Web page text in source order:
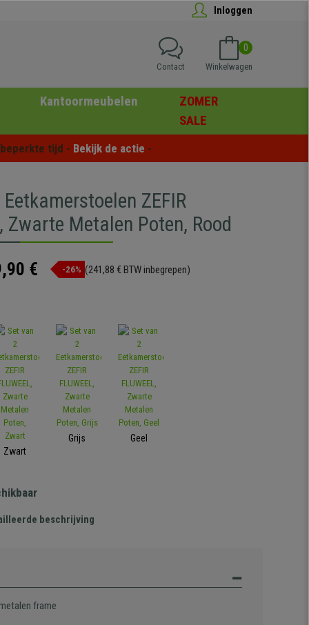
Inloggen
0
Winkelwagen
Contact
Kantoormeubelen
ZOMER
SALE
tijd - Bekijk de actie -
ZEFIR
Zwarte Metalen Poten, Rood
€ -26% (241,88 € BTW inbegrepen)
Zwart
Grijs Geel
beschrijving
frame